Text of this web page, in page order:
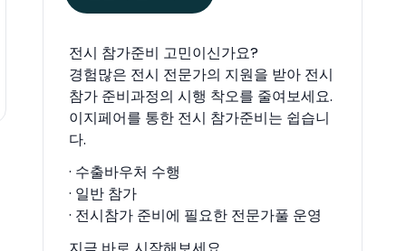
전시 참가준비 고민이신가요?
경험많은 전시 전문가의 지원을 받아 전시
참가 준비과정의 시행 착오를 줄여보세요.
이지페어를 통한 전시 참가준비는 쉽습니
다.
· 수출바우처 수행
· 일반 참가
· 전시참가 준비에 필요한 전문가풀 운영